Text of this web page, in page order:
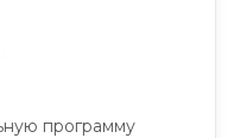
программу